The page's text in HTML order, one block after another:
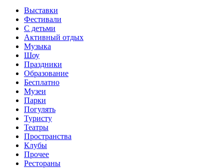
Выставки
Фестивали
С детьми
Активный отдых
Музыка
Шоу
Праздники
Образование
Бесплатно
Музеи
Парки
Погулять
Туристу
Театры
Пространства
Клубы
Прочее
Рестораны